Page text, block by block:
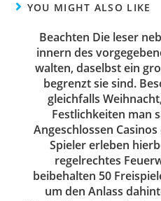
YOU MIGHT ALSO LIKE
Beachten Die leser
innern des
walten, daselbst ein
begrenzt sie sind.
gleichfalls
Festlichkeiten man
Angeschlossen
Spieler erleben
regelrechtes
beibehalten 50
um den Anlass